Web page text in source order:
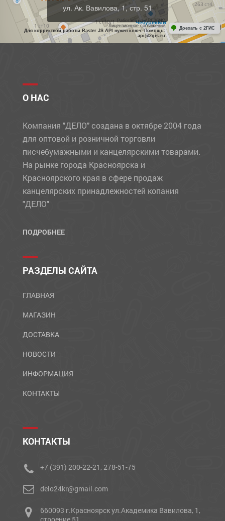
ул. Ак. Вавилова, 1, стр. 51
Работает на API 2ГИС
Лицензионное соглашение
Для корректной работы Raster JS API нужен ключ. Помощь:
api@2gis.ru
Доехать с 2ГИС
О НАС
Компания "ДЕЛО" создана в октябре 2004 года
для оптовой и розничной торговли
писчебумажными и канцелярскими товарами.
На рынке города Красноярска и
Красноярского края в сфере продаж
канцелярских принадлежностей копания
"ДЕЛО"
ПОДРОБНЕЕ
РАЗДЕЛЫ САЙТА
ГЛАВНАЯ
МАГАЗИН
ДОСТАВКА
НОВОСТИ
ИНФОРМАЦИЯ
КОНТАКТЫ
КОНТАКТЫ
+7 (391) 200-22-21, 278-51-75
delo24kr@gmail.com
660093 г.Красноярск ул.Академика Вавилова, 1,